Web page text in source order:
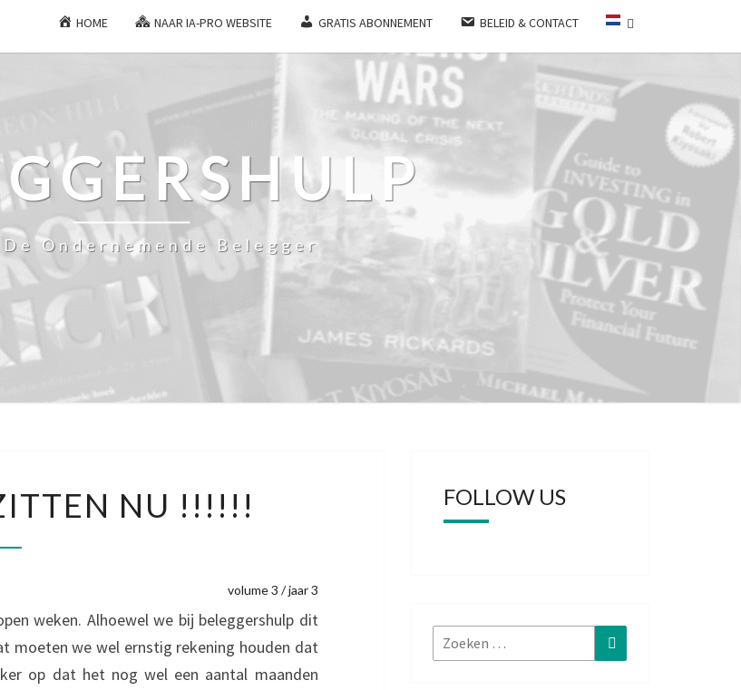
HOME NAAR IA-PRO WEBSITE GRATIS ABONNEMENT BELEID & CONTACT
Ondernemende Belegger
NU !!!!!!
volume 3 / jaar 3
weken. Alhoewel we bij beleggershulp dit
moeten we wel ernstig rekening houden dat
op dat het nog wel een aantal maanden
FOLLOW US
Zoeken
naar:
Zoeken